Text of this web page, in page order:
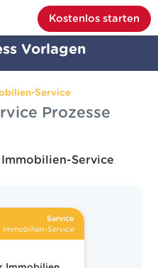
Kostenlos starten
Vorlagen
Service
Prozesse
Service
Service
Immobilien-Service